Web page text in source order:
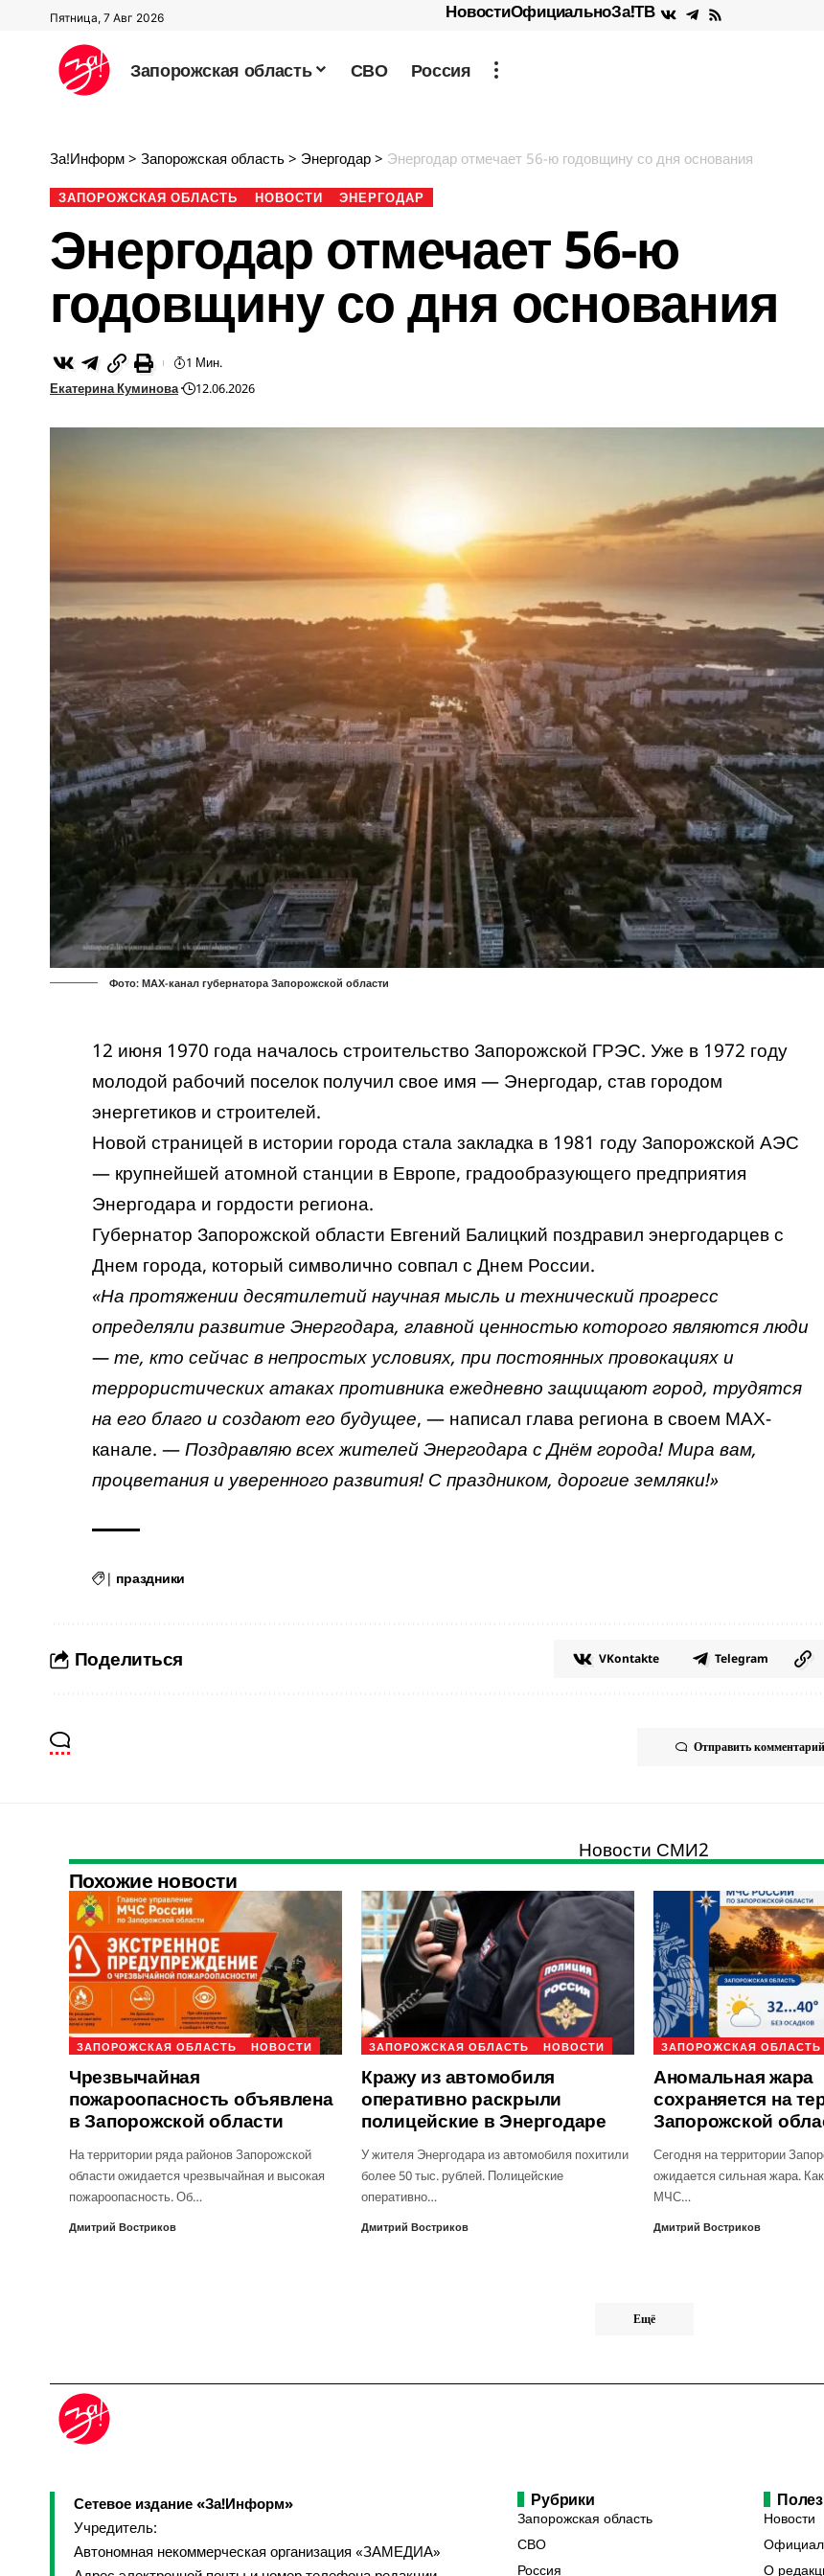
Пятница, 7 Авг 2026 НовостиОфициальноЗа!ТВ
Запорожская область СВО Россия
За!Информ > Запорожская область > Энергодар > Энергодар отмечает 56-ю годовщину со дня основания
ЗАПОРОЖСКАЯ ОБЛАСТЬ НОВОСТИ ЭНЕРГОДАР
Энергодар отмечает 56-ю
годовщину со дня основания
Екатерина Куминова 12.06.2026
1 Мин.
Фото: МАХ-канал губернатора Запорожской области
12 июня 1970 года началось строительство Запорожской ГРЭС. Уже в 1972 году
молодой рабочий поселок получил свое имя — Энергодар, став городом
энергетиков и строителей.
Новой страницей в истории города стала закладка в 1981 году Запорожской АЭС
— крупнейшей атомной станции в Европе, градообразующего предприятия
Энергодара и гордости региона.
Губернатор Запорожской области Евгений Балицкий поздравил энергодарцев с
Днем города, который символично совпал с Днем России.
«На протяжении десятилетий научная мысль и технический прогресс
определяли развитие Энергодара, главной ценностью которого являются люди
— те, кто сейчас в непростых условиях, при постоянных провокациях и
террористических атаках противника ежедневно защищают город, трудятся
на его благо и создают его будущее, — написал глава региона в своем МАХ-
канале. —Поздравляю всех жителей Энергодара с Днём города! Мира вам,
процветания и уверенного развития! С праздником, дорогие земляки!»
| праздники
Поделиться VKontakte Telegram
Отправить комментарий
Новости СМИ2
Похожие новости
ЗАПОРОЖСКАЯ ОБЛАСТЬ НОВОСТИ
Чрезвычайная
пожароопасность объявлена
в Запорожской области
На территории ряда районов Запорожской
области ожидается чрезвычайная и высокая
пожароопасность. Об…
Дмитрий Востриков
ЗАПОРОЖСКАЯ ОБЛАСТЬ НОВОСТИ
Кражу из автомобиля
оперативно раскрыли
полицейские в Энергодаре
У жителя Энергодара из автомобиля похитили
более 50 тыс. рублей. Полицейские
оперативно…
Дмитрий Востриков
ЗАПОРОЖСКАЯ ОБЛАСТЬ
Аномальная жара
сохраняется на
Запорожской
Сегодня на территории
ожидается сильная жара.
МЧС…
Дмитрий Востриков
Ещё
Сетевое издание «За!Информ»
Учредитель:
Автономная некоммерческая организация «ЗАМЕДИА»
Рубрики
Запорожская область
СВО
Россия
Новости
О